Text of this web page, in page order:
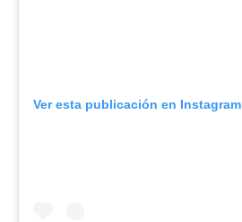
Ver esta publicación en Instagram